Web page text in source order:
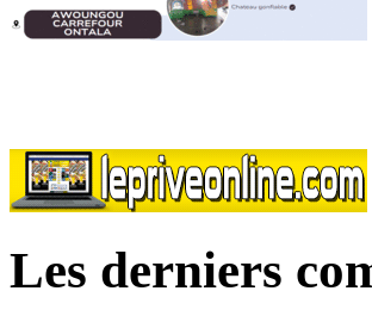
Les derniers